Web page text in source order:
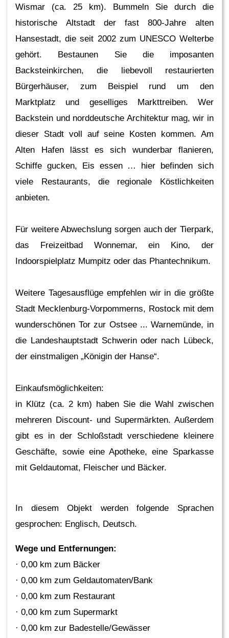
Wismar (ca. 25 km). Bummeln Sie durch die
historische Altstadt der fast 800-Jahre alten
Hansestadt, die seit 2002 zum UNESCO Welterbe
gehört. Bestaunen Sie die imposanten
Backsteinkirchen, die liebevoll restaurierten
Bürgerhäuser, zum Beispiel rund um den
Marktplatz und geselliges Markttreiben. Wer
Backstein und norddeutsche Architektur mag, wir in
dieser Stadt voll auf seine Kosten kommen. Am
Alten Hafen lässt es sich wunderbar flanieren,
Schiffe gucken, Eis essen … hier befinden sich
viele Restaurants, die regionale Köstlichkeiten
anbieten.
Für weitere Abwechslung sorgen auch der Tierpark,
das Freizeitbad Wonnemar, ein Kino, der
Indoorspielplatz Mumpitz oder das Phantechnikum.
Weitere Tagesausflüge empfehlen wir in die größte
Stadt Mecklenburg-Vorpommerns, Rostock mit dem
wunderschönen Tor zur Ostsee ... Warnemünde, in
die Landeshauptstadt Schwerin oder nach Lübeck,
der einstmaligen „Königin der Hanse“.
Einkaufsmöglichkeiten:
in Klütz (ca. 2 km) haben Sie die Wahl zwischen
mehreren Discount- und Supermärkten. Außerdem
gibt es in der Schloßstadt verschiedene kleinere
Geschäfte, sowie eine Apotheke, eine Sparkasse
mit Geldautomat, Fleischer und Bäcker.
In diesem Objekt werden folgende Sprachen
gesprochen: Englisch, Deutsch.
Wege und Entfernungen:
· 0,00 km zum Bäcker
· 0,00 km zum Geldautomaten/Bank
· 0,00 km zum Restaurant
· 0,00 km zum Supermarkt
· 0,00 km zur Badestelle/Gewässer